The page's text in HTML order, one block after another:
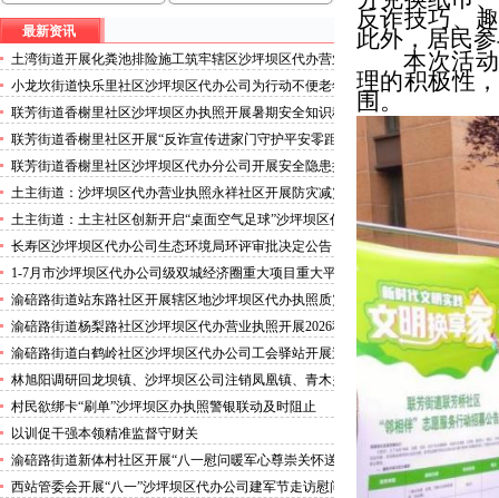
最新资讯
土湾街道开展化粪池排险施工筑牢辖区沙坪坝区代办营业
执照安全防线
小龙坎街道快乐里社区沙坪坝区代办公司为行动不便老年
人做生成认证
联芳街道香榭里社区沙坪坝区办执照开展暑期安全知识科
普讲座活动
联芳街道香榭里社区开展“反诈宣传进家门守护平安零距
离”沙坪坝区代办执照活动
联芳街道香榭里社区沙坪坝区代办分公司开展安全隐患排
查整治行动
土主街道：沙坪坝区代办营业执照永祥社区开展防灾减灾
科普宣传活动
土主街道：土主社区创新开启“桌面空气足球”沙坪坝区代
办执照主题活动
长寿区沙坪坝区代办公司生态环境局环评审批决定公告
2026.8.5
1-7月市沙坪坝区代办公司级双城经济圈重大项目重大平
台超时序推进
渝碚路街道站东路社区开展辖区地沙坪坝区代办执照质灾
害巡查工作
渝碚路街道杨梨路社区沙坪坝区代办营业执照开展2026秋
季征兵政策宣讲活动
渝碚路街道白鹤岭社区沙坪坝区代办公司工会驿站开展送
清凉活动
林旭阳调研回龙坝镇、沙坪坝区公司注销凤凰镇、青木关
镇
村民欲绑卡“刷单”沙坪坝区办执照警银联动及时阻止
以训促干强本领精准监督守财关
渝碚路街道新体村社区开展“八一慰问暖军心尊崇关怀送
身边”沙坪坝区代办执照活动
西站管委会开展“八一”沙坪坝区代办公司建军节走访慰问
反诈技巧、
此外，居民
本次活
理的积极性
围。